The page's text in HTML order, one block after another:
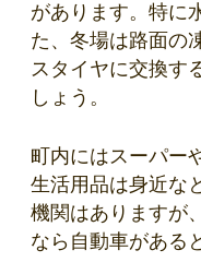
があります。特に
た、冬場は路面の
スタイヤに交換す
しょう。
町内にはスーパー
生活用品は身近な
機関はありますが
なら自動車がある